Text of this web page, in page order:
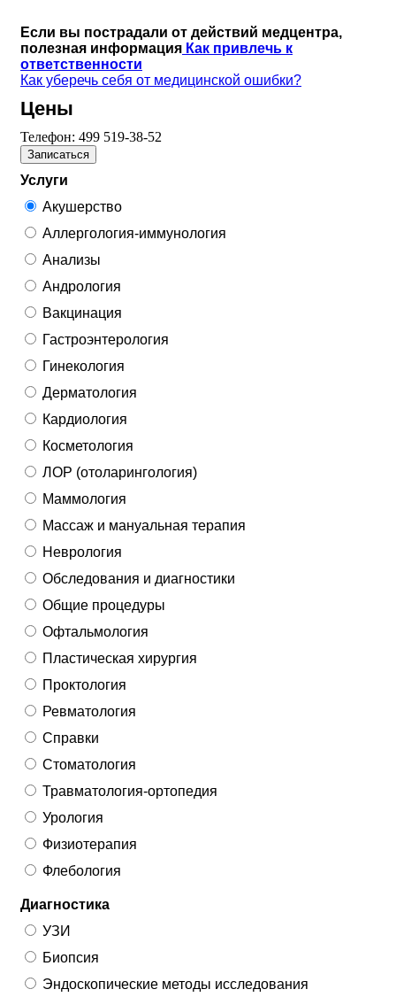
Если вы пострадали от действий медцентра,
полезная информация Как привлечь к
ответственности
Как уберечь себя от медицинской ошибки?
Цены
Телефон: 499 519-38-52
Записаться
Услуги
Акушерство
Аллергология-иммунология
Анализы
Андрология
Вакцинация
Гастроэнтерология
Гинекология
Дерматология
Кардиология
Косметология
ЛОР (отоларингология)
Маммология
Массаж и мануальная терапия
Неврология
Обследования и диагностики
Общие процедуры
Офтальмология
Пластическая хирургия
Проктология
Ревматология
Справки
Стоматология
Травматология-ортопедия
Урология
Физиотерапия
Флебология
Диагностика
УЗИ
Биопсия
Эндоскопические методы исследования